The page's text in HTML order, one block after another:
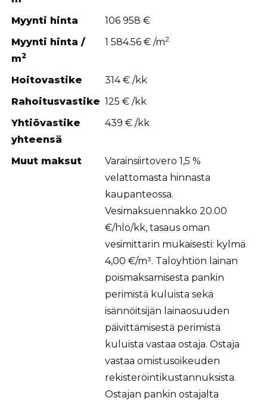
Myynti hinta
106 958 €
Myynti hinta /
m2
1 584.56 € /m2
Hoitovastike
314 € /kk
Rahoitusvastike 125 € /kk
Yhtiövastike
yhteensä
439 € /kk
Muut maksut
Varainsiirtovero 1,5 %
velattomasta hinnasta
kaupanteossa.
Vesimaksuennakko 20.00
€/hlö/kk, tasaus oman
vesimittarin mukaisesti: kylmä
4,00 €/m³. Taloyhtiön lainan
poismaksamisesta pankin
perimistä kuluista sekä
isännöitsijän lainaosuuden
päivittämisestä perimistä
kuluista vastaa ostaja. Ostaja
vastaa omistusoikeuden
rekisteröintikustannuksista.
Ostajan pankin ostajalta